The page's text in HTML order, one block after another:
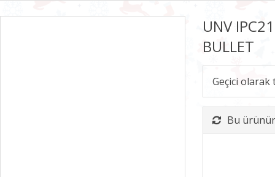
UNV
BULLET
Geçici
Bu